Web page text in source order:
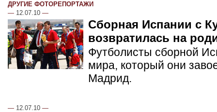
ДРУГИЕ ФОТОРЕПОРТАЖИ
— 12.07.10 —
Сборная Испании с
возвратилась на
Футболисты сборной
мира, который они
Мадрид.
— 12.07.10 —